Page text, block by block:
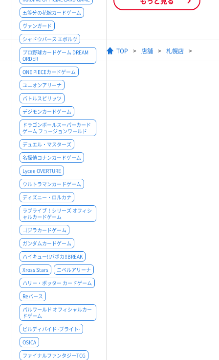
五等分の花嫁カードゲーム
ヴァンガード
シャドウバース エボルヴ
プロ野球カードゲーム DREAM
ORDER
ONE PIECEカードゲーム
ユニオンアリーナ
バトルスピリッツ
デジモンカードゲーム
ドラゴンボールスーパーカード
ゲーム フュージョンワールド
デュエル・マスターズ
名探偵コナンカードゲーム
Lycee OVERTURE
ウルトラマンカードゲーム
ディズニー・ロルカナ
ラブライブ！シリーズ オフィシ
ャルカードゲーム
ゴジラカードゲーム
ガンダムカードゲーム
ハイキュー!!バボカ!!BREAK
Xross Stars
ニベルアリーナ
ハリー・ポッター カードゲーム
Reバース
パルワールド オフィシャルカー
ドゲーム
ビルディバイド -ブライト-
OSICA
ファイナルファンタジーTCG
TOP 店舗 札幌店